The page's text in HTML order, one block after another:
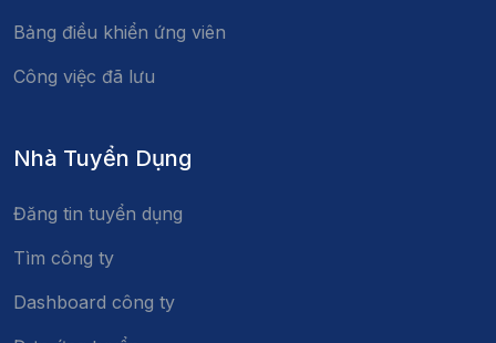
Bảng điều khiển ứng viên
Công việc đã lưu
Nhà Tuyển Dụng
Đăng tin tuyển dụng
Tìm công ty
Dashboard công ty